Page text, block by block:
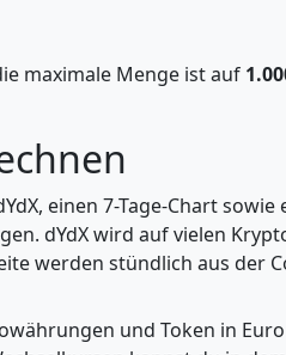
maximale Menge ist auf
einen 7-Tage-Chart
dYdX wird auf vielen
werden stündlich aus der
und Token in